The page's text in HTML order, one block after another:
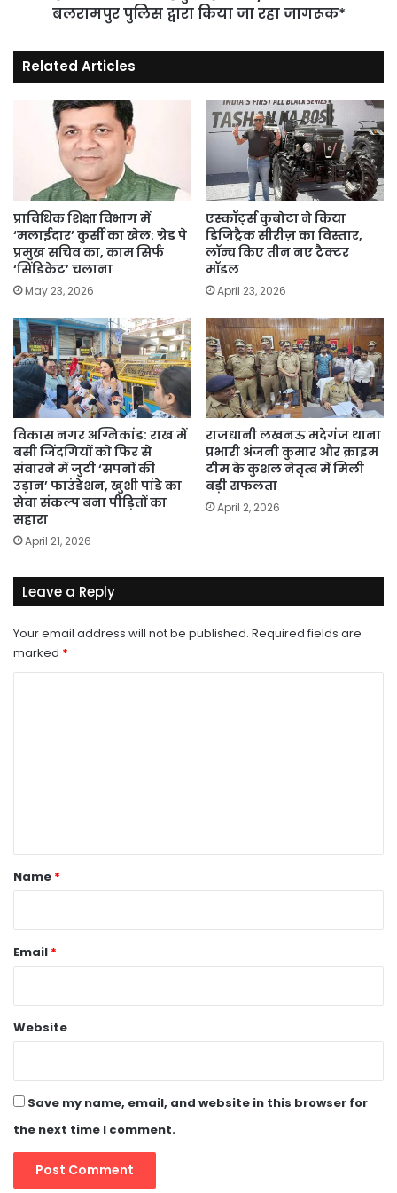
रहा
जागरूक*
बलरामपुर पुलिस द्वारा किया जा रहा जागरूक*
Related Articles
प्राविधिक शिक्षा विभाग में
‘मलाईदार’ कुर्सी का खेल: ग्रेड पे
प्रमुख सचिव का, काम सिर्फ
‘सिंडिकेट’ चलाना
May 23, 2026
एस्कॉर्ट्स कुबोटा ने किया
डिजिट्रैक सीरीज़ का विस्तार,
लॉन्च किए तीन नए ट्रैक्टर
मॉडल
April 23, 2026
विकास नगर अग्निकांड: राख में
बसी जिंदगियों को फिर से
संवारने में जुटी ‘सपनों की
उड़ान’ फाउंडेशन, खुशी पांडे का
सेवा संकल्प बना पीड़ितों का
सहारा
April 21, 2026
राजधानी लखनऊ मदेगंज थाना
प्रभारी अंजनी कुमार और क्राइम
टीम के कुशल नेतृत्व में मिली
बड़ी सफलता
April 2, 2026
Leave a Reply
Your email address will not be published. Required fields are
marked *
*
Name *
Email *
Website
Save my name, email, and website in this browser for
the next time I comment.